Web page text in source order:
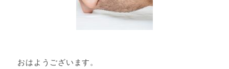
おはようございます。